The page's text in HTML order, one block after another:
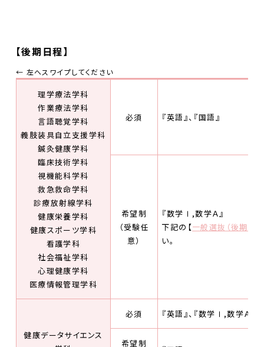
【後期日程】
理学療法学科
作業療法学科
言語聴覚学科
義肢装具自立支援学科
鍼灸健康学科
臨床技術学科
視機能科学科
救急救命学科
診療放射線学科
健康栄養学科
健康スポーツ学科
看護学科
社会福祉学科
心理健康学科
医療情報管理学科
必須 『英語』、『国語』
希望制
（受験任
意）
『数学Ⅰ,数学Ａ』
下記の【一般選抜（後期日
い。
健康データサイエンス
必須 『英語』、『数学Ⅰ,数学Ａ』
希望制